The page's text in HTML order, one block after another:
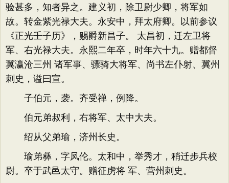
验甚多，知者异之。建义初，除卫尉少卿，将军如
故。转金紫光禄大夫。永安中，拜太府卿。以前参议
《正光壬子历》，赐爵新昌子。 太昌初，迁左卫将
军、右光禄大夫。永熙二年卒，时年六十九。赠都督
冀瀛沧三州 诸军事、骠骑大将军、尚书左仆射、冀州
刺史，谥曰宣。
子伯元，袭。齐受禅，例降。
伯元弟叔利，右将军、太中大夫。
绍从父弟瑜，济州长史。
瑜弟彝，字凤伦。太和中，举秀才，稍迁步兵校
尉。卒于武邑太守。赠征虏将 军、营州刺史。